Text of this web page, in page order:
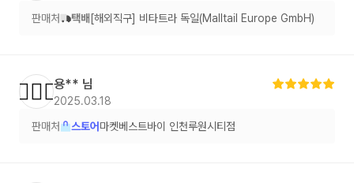
판매처 택배 [해외직구] 비타트라 독일(Malltail Europe GmbH)
🙆🏻‍♂️용** 님
2025.03.18
판매처 스토어 마켓베스트바이 인천루원시티점